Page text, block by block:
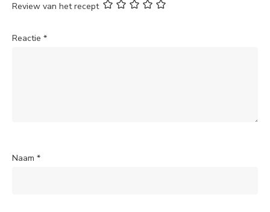
Review van het recept
Reactie *
Naam *